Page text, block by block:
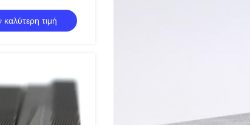
Ανθεκτικό στην
για M3-M30
κράμα
καλύτερη τιμή